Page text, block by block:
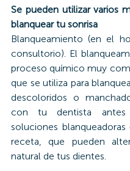
Se pueden utilizar varios
blanquear tu sonrisa
Blanqueamiento (en el
consultorio). El
proceso químico muy
que se utiliza para
descoloridos o
con tu dentista
soluciones
receta, que pueden
natural de tus dientes.